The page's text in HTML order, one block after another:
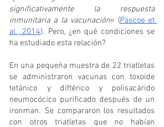
significativamente la respuesta
inmunitaria a la vacunación» (Pascoe et
al., 2014). Pero, ¿en qué condiciones se
ha estudiado esta relación?
En una pequeña muestra de 22 triatletas
se administraron vacunas con toxoide
tetánico y diftérico y polisacárido
neumocócico purificado después de un
ironman. Se compararon los resultados
con otros triatletas que no habían